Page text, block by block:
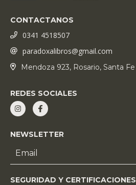
CONTACTANOS
0341 4518507
paradoxalibros@gmail.com
Mendoza 923, Rosario, Santa Fe
REDES SOCIALES
NEWSLETTER
SEGURIDAD Y CERTIFICACIONES